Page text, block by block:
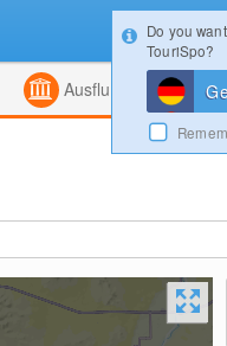
Kombiniert
Ausflugsziele
Do you
TouriSpo?
Konfigurator